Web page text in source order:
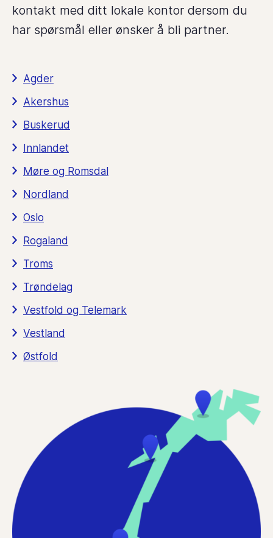
kontakt med ditt lokale kontor dersom du
har spørsmål eller ønsker å bli partner.
Agder
Akershus
Buskerud
Innlandet
Møre og Romsdal
Nordland
Oslo
Rogaland
Troms
Trøndelag
Vestfold og Telemark
Vestland
Østfold